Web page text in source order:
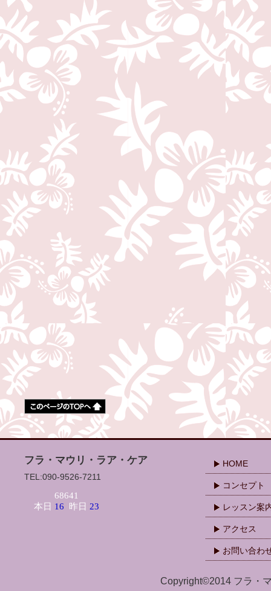
フラ・マウリ・ラア・ケア
TEL:090-9526-7211
HOME
コンセプト
レッスン案
アクセス
お問い合わ
Copyright©2014 フラ・